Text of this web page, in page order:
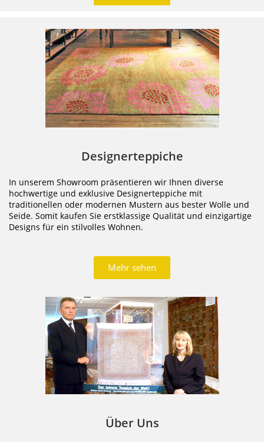
Designerteppiche
In unserem Showroom präsentieren wir Ihnen diverse
hochwertige und exklusive Designerteppiche mit
traditionellen oder modernen Mustern aus bester Wolle und
Seide. Somit kaufen Sie erstklassige Qualität und einzigartige
Designs für ein stilvolles Wohnen.
Mehr sehen
Über Uns